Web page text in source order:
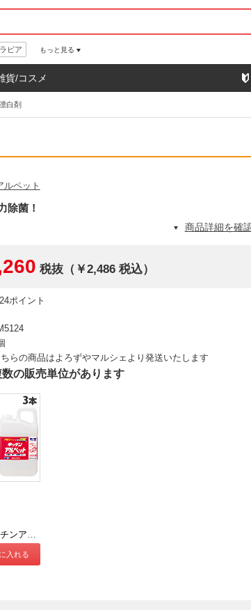
ビア もっと見る
貨/コスメ
白剤
ルペット
除菌！
商品詳細を確
税抜（￥2,486 税込）
ポイント
らの商品はよろずやマルシェより発送いたします
の販売単位があります
サラヤ キッチンアルペット アルコール除菌 詰替用 2.7L 3本
入れる